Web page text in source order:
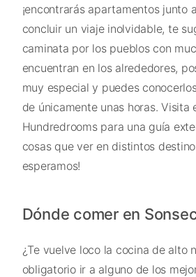
¡encontrarás apartamentos junto
concluir un viaje inolvidable, te
caminata por los pueblos con
encuentran en los alrededores,
muy especial y puedes
de únicamente unas horas. Visita
Hundredrooms para una guía
cosas que ver en distintos
esperamos!
Dónde comer en
¿Te vuelve loco la cocina de alto
obligatorio ir a alguno de los